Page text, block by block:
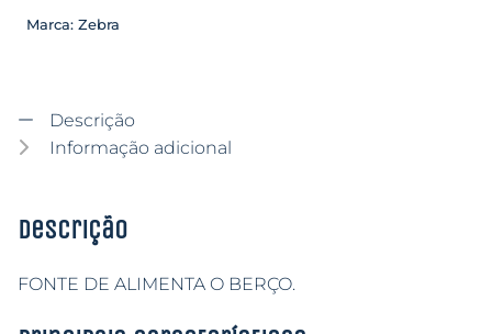
Marca: Zebra
Descrição
Informação adicional
Descrição
FONTE DE ALIMENTA O BERÇO.